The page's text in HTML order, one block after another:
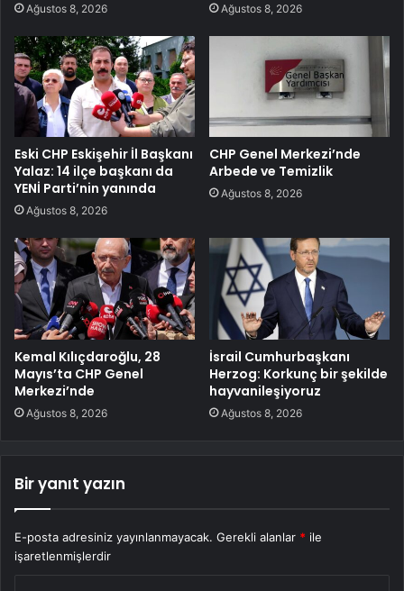
Ağustos 8, 2026 Ağustos 8, 2026
Eski CHP Eskişehir İl Başkanı
Yalaz: 14 ilçe başkanı da
YENİ Parti’nin yanında
Ağustos 8, 2026
CHP Genel Merkezi’nde
Arbede ve Temizlik
Ağustos 8, 2026
Kemal Kılıçdaroğlu, 28
Mayıs’ta CHP Genel
Merkezi’nde
Ağustos 8, 2026
İsrail Cumhurbaşkanı
Herzog: Korkunç bir şekilde
hayvanileşiyoruz
Ağustos 8, 2026
Bir yanıt yazın
E-posta adresiniz yayınlanmayacak. Gerekli alanlar * ile
işaretlenmişlerdir